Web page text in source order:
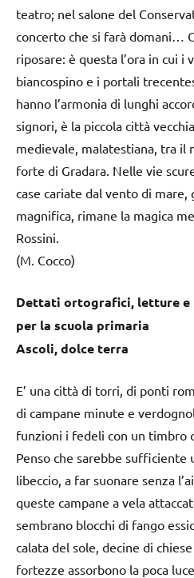
teatro; nel salone del
concerto che si farà domani…
riposare: è questa l’ora in cui i
biancospino e i portali
hanno l’armonia di lunghi
signori, è la piccola città
medievale, malatestiana, tra il
forte di Gradara. Nelle vie
case cariate dal vento di mare,
magnifica, rimane la magica
Rossini.
(M. Cocco)
Dettati ortografici, letture e
per la scuola primaria
Ascoli, dolce terra
E’ una città di torri, di ponti
di campane minute e
funzioni i fedeli con un timbro
Penso che sarebbe sufficiente
libeccio, a far suonare senza
queste campane a vela
sembrano blocchi di fango
calata del sole, decine di
fortezze assorbono la poca